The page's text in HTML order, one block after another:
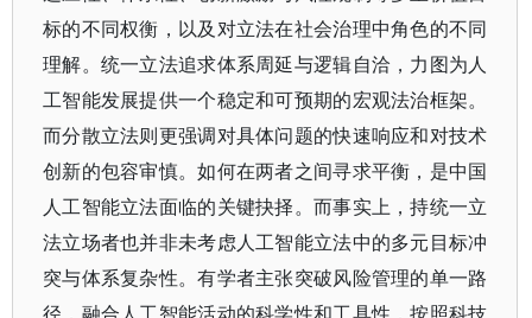
标的不同权衡，以及对立法在社会治理中角色的不同
理解。统一立法追求体系周延与逻辑自洽，力图为人
工智能发展提供一个稳定和可预期的宏观法治框架。
而分散立法则更强调对具体问题的快速响应和对技术
创新的包容审慎。如何在两者之间寻求平衡，是中国
人工智能立法面临的关键抉择。而事实上，持统一立
法立场者也并非未考虑人工智能立法中的多元目标冲
突与体系复杂性。有学者主张突破风险管理的单一路